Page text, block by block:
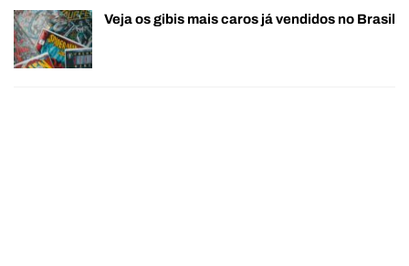
Veja os gibis mais caros já vendidos no Brasil